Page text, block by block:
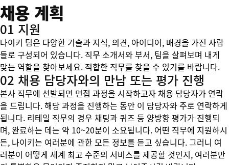
채용 계획
01 지원
나이키 팀은 다양한 기술과 지식, 의견, 아이디어, 배경을 가진 사람
들로 구성되어 있습니다. 직무 소개서와 부서, 팀을 살펴보며 내게
맞는 역할을 찾아보세요. 적합한 직무를 찾을 수 있기를 바랍니다.
02 채용 담당자와의 만남 또는 평가 진행
본사 직무에 선발되면 면접 과정을 시작하고자 채용 담당자가 연락
을 드립니다. 해당 과정을 진행하는 동안 이 담당자와 주로 연락하게
됩니다. 리테일 직무의 경우 채팅과 퀴즈 등 양방향 평가가 진행되
며, 완료하는 데는 약 10~20분이 소요됩니다. 어떤 직무에 지원하시
든, 나이키는 여러분에 관한 모든 정보를 듣고 싶습니다. 그러니 여
러분이 어떻게 세계 최고 수준의 서비스를 제공할 것인지, 여러분만